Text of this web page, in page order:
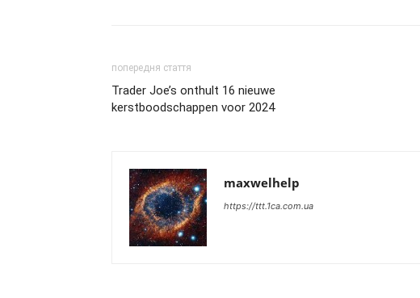
попередня стаття
Trader Joe’s onthult 16 nieuwe
kerstboodschappen voor 2024
maxwelhelp
https://ttt.1ca.com.ua